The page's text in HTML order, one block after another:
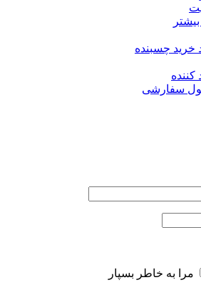
خرید چسبنده
کننده
سفارشی
مرا به خاطر بسپار